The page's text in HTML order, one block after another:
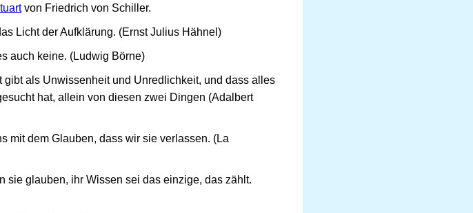
von Friedrich von Schiller.
Licht der Aufklärung. (Ernst Julius Hähnel)
auch keine. (Ludwig Börne)
als Unwissenheit und Unredlichkeit, und dass alles
hat, allein von diesen zwei Dingen (Adalbert
mit dem Glauben, dass wir sie verlassen. (La
sie glauben, ihr Wissen sei das einzige, das zählt.